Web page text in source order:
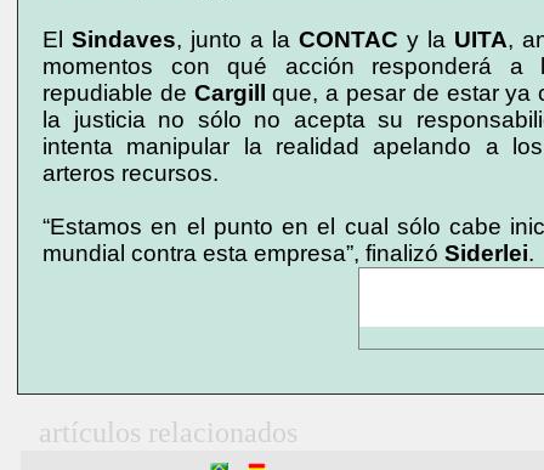
El Sindaves, junto a la CONTAC y la UITA,
momentos con qué acción responderá a
repudiable de Cargill
que, a pesar de estar ya
la justicia no sólo no acepta su
intenta manipular la realidad apelando a
arteros recursos.
“Estamos en el punto en el cual sólo cabe
mundial contra esta empresa”, finalizó Siderlei.
artículos relacionados